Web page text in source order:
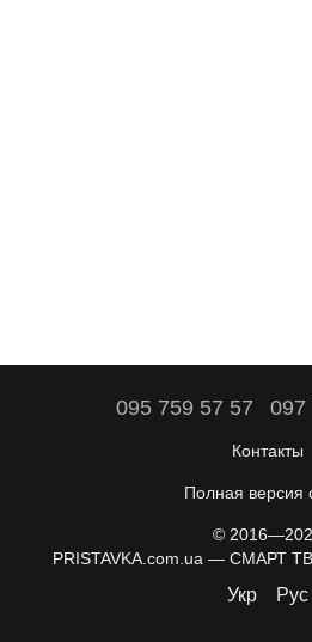
095 759 57 57 097
Контакты
Полная версия
©
PRISTAVKA.com.ua — СМАРТ ТВ
Укр Рус